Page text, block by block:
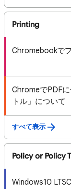
Printing
Chromebookで
ChromeでPDF
トル」について
すべて表示
Policy or Policy
Windows10